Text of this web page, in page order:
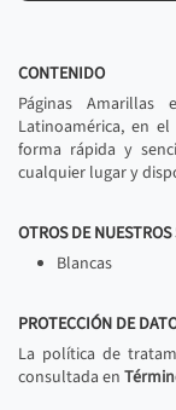
CONTENIDO
Páginas
Latinoamérica, en
forma rápida y
cualquier lugar y
OTROS DE
Blancas
PROTECCIÓN DE
La política de
consultada en